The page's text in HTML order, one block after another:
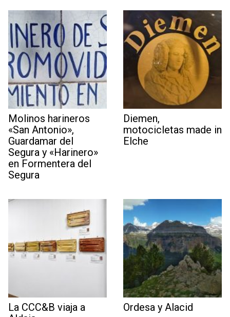
Molinos harineros
«San Antonio»,
Guardamar del
Segura y «Harinero»
en Formentera del
Segura
Diemen,
motocicletas made in
Elche
La CCC&B viaja a
Ordesa y Alacid